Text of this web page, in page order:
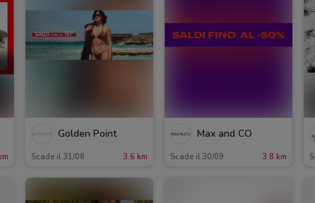
Golden Point
Scade il 31/08 3.6 km
Max and CO
Scade il 30/09 3.8 km